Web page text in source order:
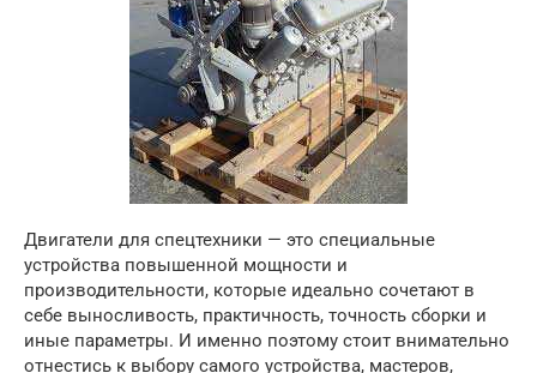
Двигатели для спецтехники — это специальные
устройства повышенной мощности и
производительности, которые идеально сочетают в
себе выносливость, практичность, точность сборки и
иные параметры. И именно поэтому стоит внимательно
отнестись к выбору самого устройства, мастеров,